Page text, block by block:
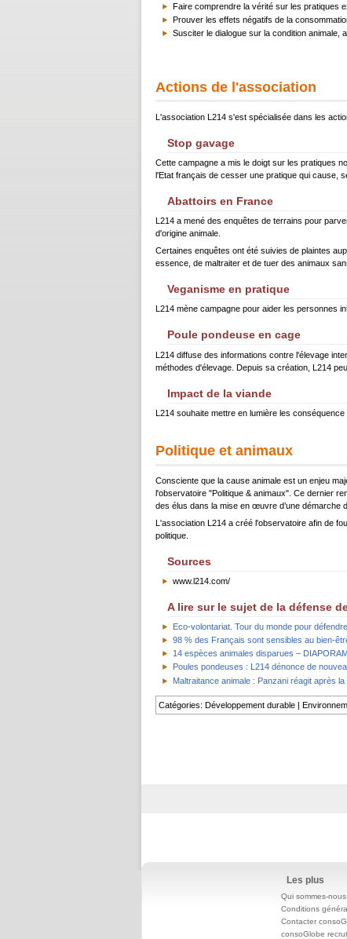
Faire comprendre la vérité sur les pratiques
Prouver les effets négatifs de la
Susciter le dialogue sur la condition animale,
Actions de l'association
L'association L214 s'est spécialisée dans les
Stop gavage
Cette campagne a mis le doigt sur les pratiques
l'Etat français de cesser une pratique qui cause,
Abattoirs en France
L214 a mené des enquêtes de terrains pour
d'origine animale.
Certaines enquêtes ont été suivies de plaintes
essence, de maltraiter et de tuer des animaux
Veganisme en pratique
L214 mène campagne pour aider les personnes
Poule pondeuse en cage
L214 diffuse des informations contre l'élevage
méthodes d'élevage. Depuis sa création, L214
Impact de la viande
L214 souhaite mettre en lumière les
Politique et animaux
Consciente que la cause animale est un enjeu
l'observatoire "Politique & animaux". Ce dernier
des élus dans la mise en œuvre d’une démarche
L'association L214 a créé l'observatoire afin de
politique.
Sources
www.l214.com/
A lire sur le sujet de la défense
Eco-volontariat. Tour du monde pour
98 % des Français sont sensibles au bien-
14 espèces animales disparues –
Poules pondeuses : L214 dénonce de
Maltraitance animale : Panzani réagit après la
Catégories: Développement durable|
Les plus
Qui sommes-nous
Conditions
Contacter
consoGlobe